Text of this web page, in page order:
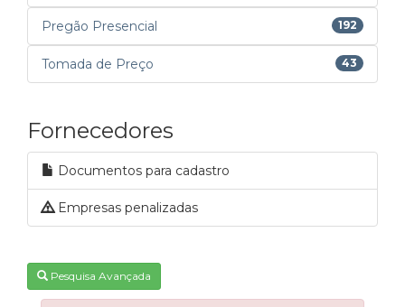
Pregão Presencial 192
Tomada de Preço 43
Fornecedores
Documentos para cadastro
Empresas penalizadas
Pesquisa Avançada